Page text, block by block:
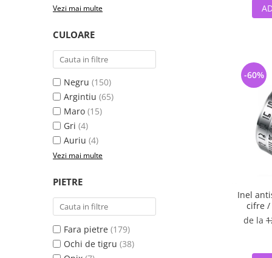
Vezi mai multe
CULOARE
Negru (150)
Argintiu (65)
Maro (15)
Gri (4)
Auriu (4)
Vezi mai multe
PIETRE
Fara pietre (179)
Ochi de tigru (38)
Inel
cifre /
de la
-60%